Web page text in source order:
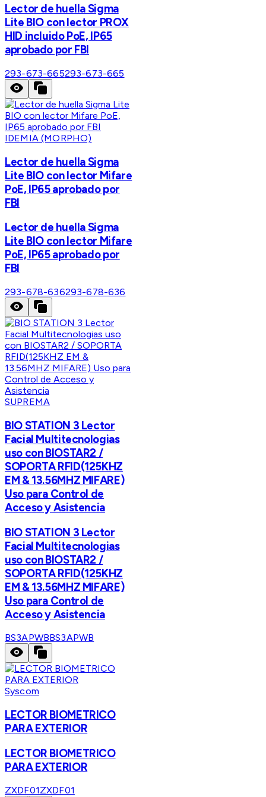
Lector de huella Sigma
Lite BIO con lector PROX
HID incluido PoE, IP65
aprobado por FBI
293-673-665293-673-665
IDEMIA (MORPHO)
Lector de huella Sigma
Lite BIO con lector Mifare
PoE, IP65 aprobado por
FBI
Lector de huella Sigma
Lite BIO con lector Mifare
PoE, IP65 aprobado por
FBI
293-678-636293-678-636
SUPREMA
BIO STATION 3 Lector
Facial Multitecnologias
uso con BIOSTAR2 /
SOPORTA RFID(125KHZ
EM & 13.56MHZ MIFARE)
Uso para Control de
Acceso y Asistencia
BIO STATION 3 Lector
Facial Multitecnologias
uso con BIOSTAR2 /
SOPORTA RFID(125KHZ
EM & 13.56MHZ MIFARE)
Uso para Control de
Acceso y Asistencia
BS3APWBBS3APWB
Syscom
LECTOR BIOMETRICO
PARA EXTERIOR
LECTOR BIOMETRICO
PARA EXTERIOR
ZXDF01ZXDF01